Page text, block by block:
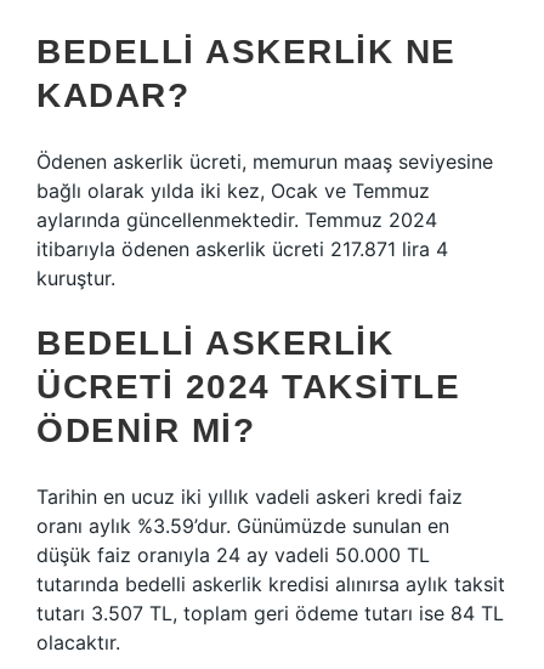
BEDELLI ASKERLIK NE
KADAR?
Ödenen askerlik ücreti, memurun maaş seviyesine
bağlı olarak yılda iki kez, Ocak ve Temmuz
aylarında güncellenmektedir. Temmuz 2024
itibarıyla ödenen askerlik ücreti 217.871 lira 4
kuruştur.
BEDELLI ASKERLIK
ÜCRETI 2024 TAKSITLE
ÖDENIR MI?
Tarihin en ucuz iki yıllık vadeli askeri kredi faiz
oranı aylık %3.59’dur. Günümüzde sunulan en
düşük faiz oranıyla 24 ay vadeli 50.000 TL
tutarında bedelli askerlik kredisi alınırsa aylık taksit
tutarı 3.507 TL, toplam geri ödeme tutarı ise 84 TL
olacaktır.